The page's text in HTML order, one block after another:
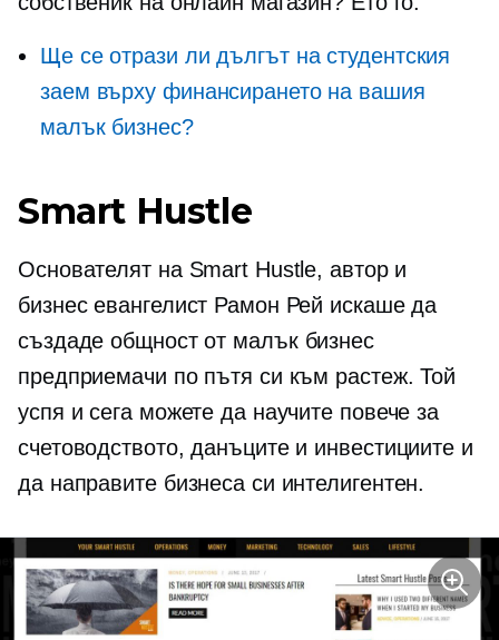
Ще се отрази ли дългът на студентския
заем върху финансирането на вашия
малък бизнес?
Smart Hustle
Основателят на Smart Hustle, автор и
бизнес евангелист Рамон Рей искаше да
създаде общност от малък бизнес
предприемачи по пътя си към растеж. Той
успя и сега можете да научите повече за
счетоводството, данъците и инвестициите и
да направите бизнеса си интелигентен.